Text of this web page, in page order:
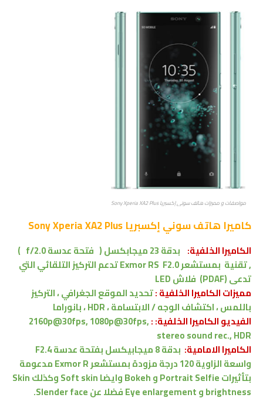
مواصفات و مميزات هاتف سوني إكسبريا Sony Xperia XA2 Plus
كاميرا هاتف سوني إكسبريا Sony Xperia XA2 Plus
الكاميرا الخلفية:
بدقة 23 ميجابكسل ( فتحة عدسة f/2.0 )
, تقنية بمستشعر Exmor RS
F2.0 تدعم التركيز التلقائي التي
تدعى (PDAF)
فلاش LED
مميزات الكاميرا الخلفية :تحديد الموقع الجغرافي ، التركيز
باللمس ، اكتشاف الوجه / الابتسامة ، HDR ، بانوراما
الفيديو الكاميرا الخلفية: :2160p@30fps, 1080p@30fps,
stereo sound rec., HDR
الكاميرا الامامية:
بدقة 8 ميجابيكسل بفتحة عدسة F2.4
واسعة الزاوية 120 درجة مزودة بمستشعر Exmor R مدعومة
بتأثيرات Portrait Selfie و Bokeh وايضا Soft skin وكذلك Skin
brightness و Eye enlargement فضلا عن Slender face.